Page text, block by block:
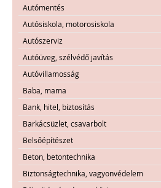
Autómentés
Autósiskola, motorosiskola
Autószerviz
Autóüveg, szélvédő javítás
Autóvillamosság
Baba, mama
Bank, hitel, biztosítás
Barkácsüzlet, csavarbolt
Belsőépítészet
Beton, betontechnika
Biztonságtechnika, vagyonvédelem